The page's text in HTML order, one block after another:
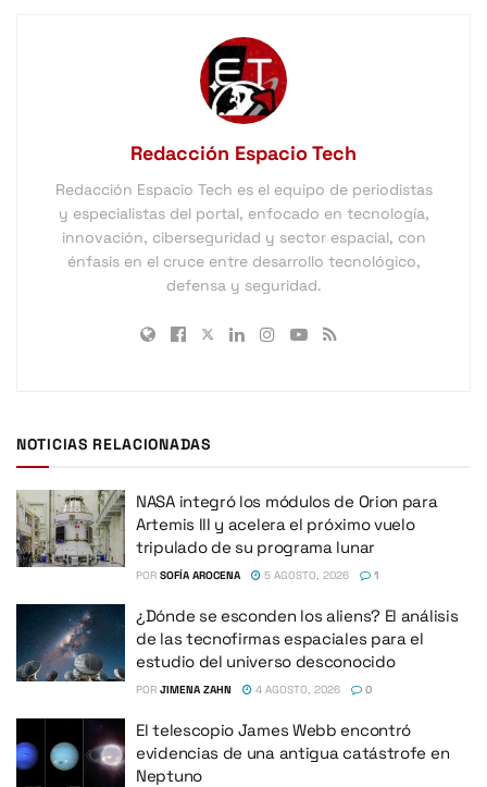
Redacción Espacio Tech
Redacción Espacio Tech es el equipo de periodistas
y especialistas del portal, enfocado en tecnología,
innovación, ciberseguridad y sector espacial, con
énfasis en el cruce entre desarrollo tecnológico,
defensa y seguridad.
NOTICIAS RELACIONADAS
NASA integró los módulos de Orion para
Artemis III y acelera el próximo vuelo
tripulado de su programa lunar
POR SOFÍA AROCENA 5 AGOSTO, 2026 1
¿Dónde se esconden los aliens? El análisis
de las tecnofirmas espaciales para el
estudio del universo desconocido
POR JIMENA ZAHN 4 AGOSTO, 2026 0
El telescopio James Webb encontró
evidencias de una antigua catástrofe en
Neptuno